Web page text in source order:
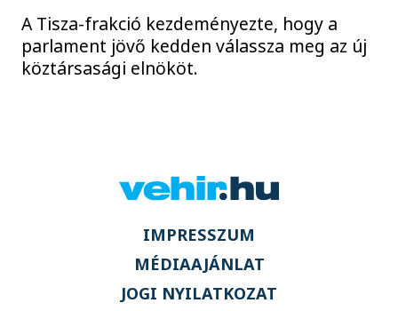
A Tisza-frakció kezdeményezte, hogy a
parlament jövő kedden válassza meg az új
köztársasági elnököt.
IMPRESSZUM
MÉDIAAJÁNLAT
JOGI NYILATKOZAT